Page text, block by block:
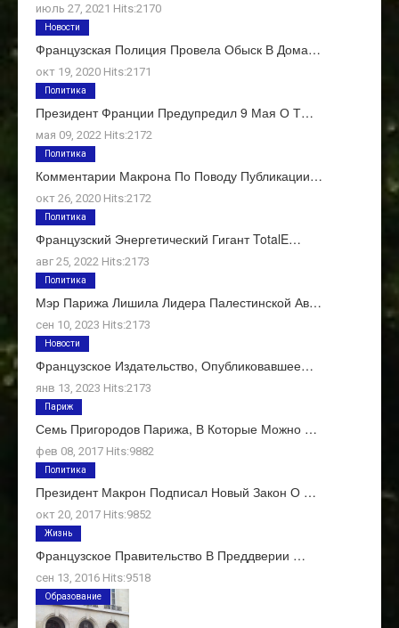
июль 27, 2021 Hits:2170
Французская Полиция Провела Обыск В Дома…
окт 19, 2020 Hits:2171
Новости
Президент Франции Предупредил 9 Мая О Т…
мая 09, 2022 Hits:2172
Политика
Комментарии Макрона По Поводу Публикации…
окт 26, 2020 Hits:2172
Политика
Французский Энергетический Гигант TotalE…
авг 25, 2022 Hits:2173
Политика
Мэр Парижа Лишила Лидера Палестинской Ав…
сен 10, 2023 Hits:2173
Политика
Французское Издательство, Опубликовавшее…
янв 13, 2023 Hits:2173
Новости
Семь Пригородов Парижа, В Которые Можно …
фев 08, 2017 Hits:9882
Париж
Президент Макрон Подписал Новый Закон О …
окт 20, 2017 Hits:9852
Политика
Французское Правительство В Преддверии …
сен 13, 2016 Hits:9518
Жизнь
Образование